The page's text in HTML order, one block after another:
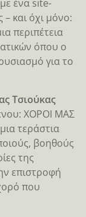
ένα site-
και όχι μόνο:
περιπέτεια
όπου ο
για το
Τσιούκας
ΧΟΡΟΙ ΜΑΣ
τεράστια
βοηθούς
της
επιστροφή
που